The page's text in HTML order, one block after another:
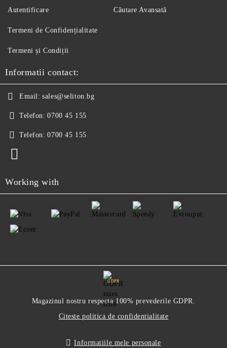
Autentificare Căutare Avansată
Termeni de Confidențialitate
Termeni și Condiții
Informatii contact:
Email: sales@seliton.bg
Telefon: 0700 45 155
Telefon: 0700 45 155
Working with
GDPR
Magazinul nostru respecta 100% prevederile GDPR.
Citeste politica de confidentialitate
Informatiile mele personale